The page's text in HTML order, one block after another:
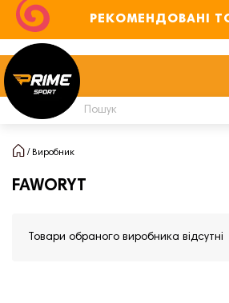
РЕКОМЕНДОВАНІ
Виробник
FAWORYT
Товари обраного виробника відсутні